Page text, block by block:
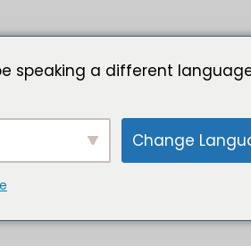
speaking a different
Change